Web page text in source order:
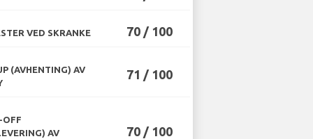
VED SKRANKE 70 / 100
(AVHENTING) AV
71 / 100
OFF
AV
70 / 100